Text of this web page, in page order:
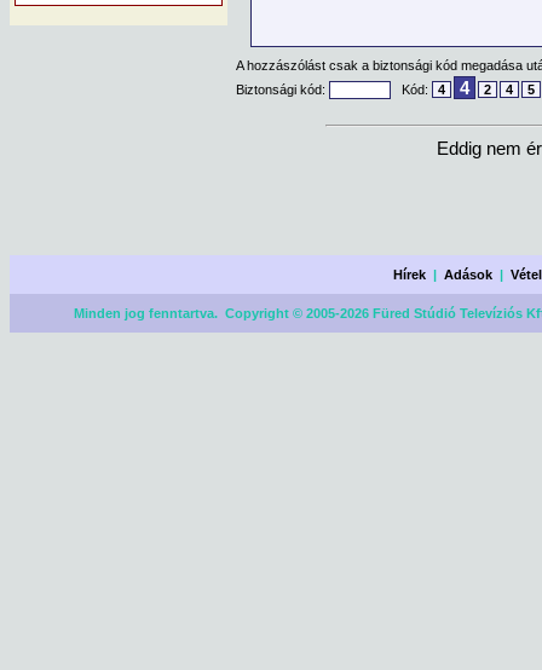
A hozzászólást csak a biztonsági kód megadása
Biztonsági kód:
Kód: 4 4 2 4 5
Eddig nem
Hírek |Adások |
Minden jog fenntartva. Copyright © 2005-2026 Füred Stúdió Televíziós